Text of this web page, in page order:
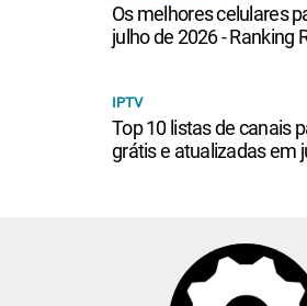
Os melhores celulares
julho de 2026 - Ranking
IPTV
Top 10 listas de canais
grátis e atualizadas em